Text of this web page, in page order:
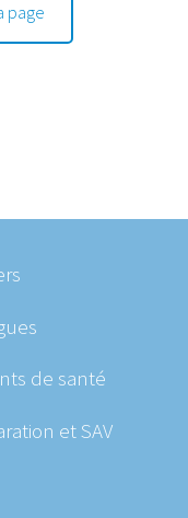
page
de santé
et SAV